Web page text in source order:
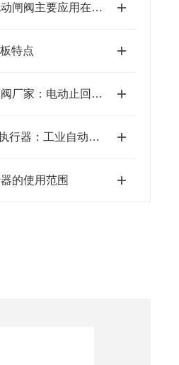
硬密封电动闸阀主要应用在以下几个领域
特点
电动止回阀厂家：电动止回阀的工作原理
Q型电动执行器：工业自动化中的高效驱动器
的使用范围